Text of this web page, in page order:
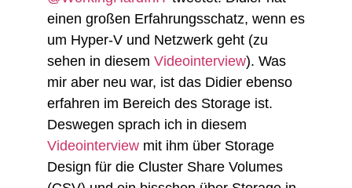
einen großen Erfahrungsschatz, wenn es
um Hyper-V und Netzwerk geht (zu
sehen in diesem Videointerview). Was
mir aber neu war, ist das Didier ebenso
erfahren im Bereich des Storage ist.
Deswegen sprach ich in diesem
Videointerview mit ihm über Storage
Design für die Cluster Share Volumes